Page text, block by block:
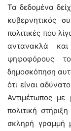
Τα δεδομένα
κυβερνητικός
πολιτικές που
αντανακλά
ψηφοφόρους
δημοσκόπηση
ότι είναι
Αντιμέτωπος
πολιτική
σκληρή γραμμή